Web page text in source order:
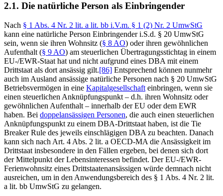
2.1. Die natürliche Person als Einbringender
Nach § 1 Abs. 4 Nr. 2 lit. a lit. bb i.V.m. § 1 (2) Nr. 2 UmwStG
kann eine natürliche Person Einbringender i.S.d. § 20 UmwStG
sein, wenn sie ihren Wohnsitz (§ 8 AO) oder ihren gewöhnlichen
Aufenthalt (§ 9 AO) am steuerlichen Übertragungsstichtag in einem
EU-/EWR-Staat hat und nicht aufgrund eines DBA mit einem
Drittstaat als dort ansässig gilt.[86] Entsprechend können nunmehr
auch im Ausland ansässige natürliche Personen nach § 20 UmwStG
Betriebsvermögen in eine Kapitalgesellschaft einbringen, wenn sie
einen steuerlichen Anknüpfungspunkt – d.h. ihren Wohnsitz oder
gewöhnlichen Aufenthalt – innerhalb der EU oder dem EWR
haben. Bei doppelansässigen Personen, die auch einen steuerlichen
Anknüpfungspunkt zu einem DBA-Drittstaat haben, ist die Tie
Breaker Rule des jeweils einschlägigen DBA zu beachten. Danach
kann sich nach Art. 4 Abs. 2 lit. a OECD-MA die Ansässigkeit im
Drittstaat insbesondere in den Fällen ergeben, bei denen sich dort
der Mittelpunkt der Lebensinteressen befindet. Der EU-/EWR-
Ferienwohnsitz eines Drittstaatenansässigen würde demnach nicht
ausreichen, um in den Anwendungsbereich des § 1 Abs. 4 Nr. 2 lit.
a lit. bb UmwStG zu gelangen.